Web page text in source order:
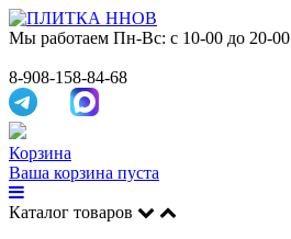
Мы работаем Пн-Вс: с 10-00 до 20-00
8-908-158-84-68
Корзина
Ваша корзина пуста
Каталог товаров